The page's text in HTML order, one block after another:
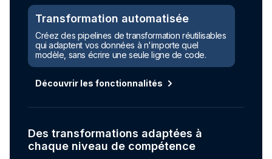
Transformation automatisée
Créez des pipelines de transformation réutilisables
qui adaptent vos données à n'importe quel
modèle, sans écrire une seule ligne de code.
Découvrir les fonctionnalités
Des transformations adaptées à
chaque niveau de compétence